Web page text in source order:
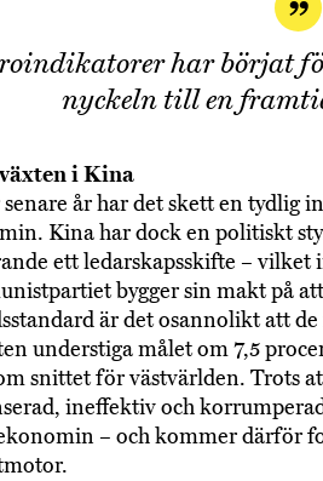
har börjat
nyckeln till en
i Kina
år har det skett en tydlig
Kina har dock en politiskt
ett ledarskapsskifte –
bygger sin makt på
är det osannolikt att
understiga målet om 7,5
snittet för västvärlden. Trots
ineffektiv och
– och kommer därför